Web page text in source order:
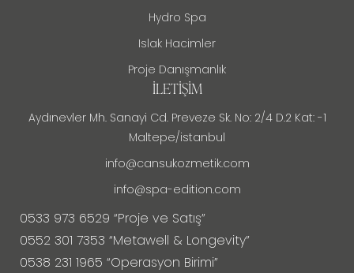
Hydro Spa
Islak Hacimler
Proje Danışmanlık
İLETIŞIM
Aydınevler Mh. Sanayi Cd. Preveze Sk. No: 2/4 D.2 Kat: -1
Maltepe/istanbul
info@cansukozmetik.com
info@spa-edition.com
0533 973 6529 “Proje ve Satış”
0552 301 7353 “Metawell & Longevity”
0538 231 1965 “Operasyon Birimi”